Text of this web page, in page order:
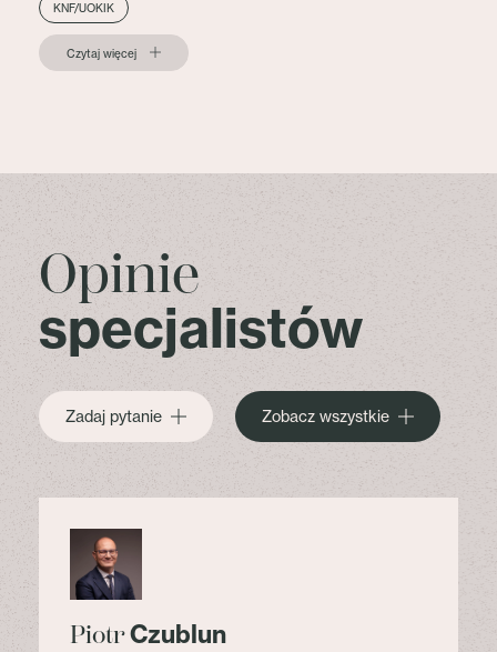
KNF/UOKIK
Czytaj więcej
Opinie
specjalistów
Zadaj pytanie Zobacz wszystkie
PiotrCzublun